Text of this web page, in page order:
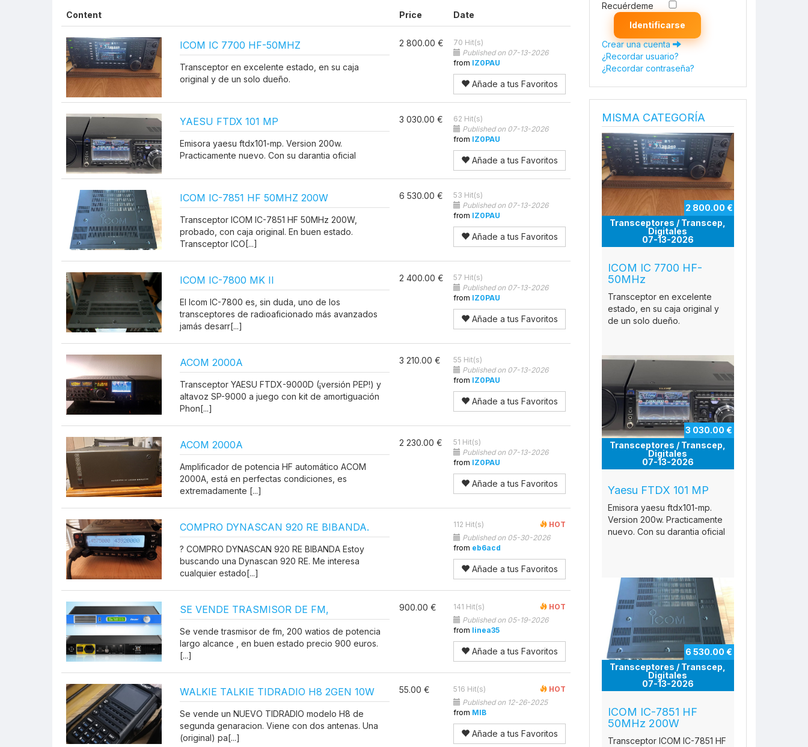
Content Price Date
ICOM IC 7700 HF-50MHZ
Transceptor en excelente estado, en su caja
original y de un solo dueño.
2 800.00 €
70 Hit(s)
Published on 07-13-2026
from IZ0PAU
Añade a tus Favoritos
YAESU FTDX 101 MP
Emisora yaesu ftdx101-mp. Version 200w.
Practicamente nuevo. Con su darantia oficial
3 030.00 €
62 Hit(s)
Published on 07-13-2026
from IZ0PAU
Añade a tus Favoritos
ICOM IC-7851 HF 50MHZ 200W
Transceptor ICOM IC-7851 HF 50MHz 200W,
probado, con caja original. En buen estado.
Transceptor ICO[...]
6 530.00 €
53 Hit(s)
Published on 07-13-2026
from IZ0PAU
Añade a tus Favoritos
ICOM IC-7800 MK II
El Icom IC-7800 es, sin duda, uno de los
transceptores de radioaficionado más avanzados
jamás desarr[...]
2 400.00 €
57 Hit(s)
Published on 07-13-2026
from IZ0PAU
Añade a tus Favoritos
ACOM 2000A
Transceptor YAESU FTDX-9000D (¡versión PEP!) y
altavoz SP-9000 a juego con kit de amortiguación
Phon[...]
3 210.00 €
55 Hit(s)
Published on 07-13-2026
from IZ0PAU
Añade a tus Favoritos
ACOM 2000A
Amplificador de potencia HF automático ACOM
2000A, está en perfectas condiciones, es
extremadamente [...]
2 230.00 €
51 Hit(s)
Published on 07-13-2026
from IZ0PAU
Añade a tus Favoritos
COMPRO DYNASCAN 920 RE BIBANDA.
? COMPRO DYNASCAN 920 RE BIBANDA Estoy
buscando una Dynascan 920 RE. Me interesa
cualquier estado[...]
HOT
112 Hit(s)
Published on 05-30-2026
from eb6acd
Añade a tus Favoritos
SE VENDE TRASMISOR DE FM,
Se vende trasmisor de fm, 200 watios de potencia
largo alcance , en buen estado precio 900 euros.
[...]
900.00 € HOT
141 Hit(s)
Published on 05-19-2026
from linea35
Añade a tus Favoritos
WALKIE TALKIE TIDRADIO H8 2GEN 10W
Se vende un NUEVO TIDRADIO modelo H8 de
segunda genaracion. Viene con dos antenas. Una
(original) pa[...]
55.00 € HOT
516 Hit(s)
Published on 12-26-2025
from MIB
Añade a tus Favoritos
Recuérdeme
Identificarse
Crear una cuenta
¿Recordar usuario?
¿Recordar contraseña?
MISMA CATEGORÍA
2 800.00 €
Transceptores / Transcep,
Digitales
07-13-2026
ICOM IC 7700 HF-
50MHz
Transceptor en excelente
estado, en su caja original y
de un solo dueño.
3 030.00 €
Transceptores / Transcep,
Digitales
07-13-2026
Yaesu FTDX 101 MP
Emisora yaesu ftdx101-mp.
Version 200w. Practicamente
nuevo. Con su darantia oficial
6 530.00 €
Transceptores / Transcep,
Digitales
07-13-2026
ICOM IC-7851 HF
50MHz 200W
Transceptor ICOM IC-7851 HF